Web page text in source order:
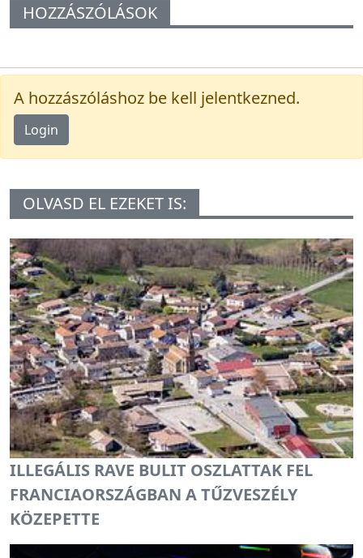
HOZZÁSZÓLÁSOK
A hozzászóláshoz be kell jelentkezned.
Login
OLVASD EL EZEKET IS:
ILLEGÁLIS RAVE BULIT OSZLATTAK FEL
FRANCIAORSZÁGBAN A TŰZVESZÉLY
KÖZEPETTE